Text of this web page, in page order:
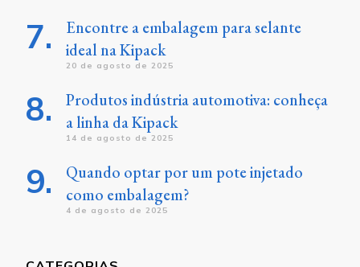
Encontre a embalagem para selante
ideal na Kipack
20 de agosto de 2025
Produtos indústria automotiva: conheça
a linha da Kipack
14 de agosto de 2025
Quando optar por um pote injetado
como embalagem?
4 de agosto de 2025